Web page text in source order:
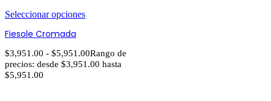
Seleccionar opciones
Fiesole Cromada
$3,951.00 - $5,951.00Rango de
precios: desde $3,951.00 hasta
$5,951.00